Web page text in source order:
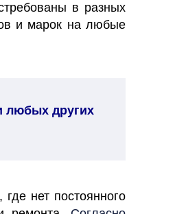
в разных
и марок на любые
любых других
нет постоянного